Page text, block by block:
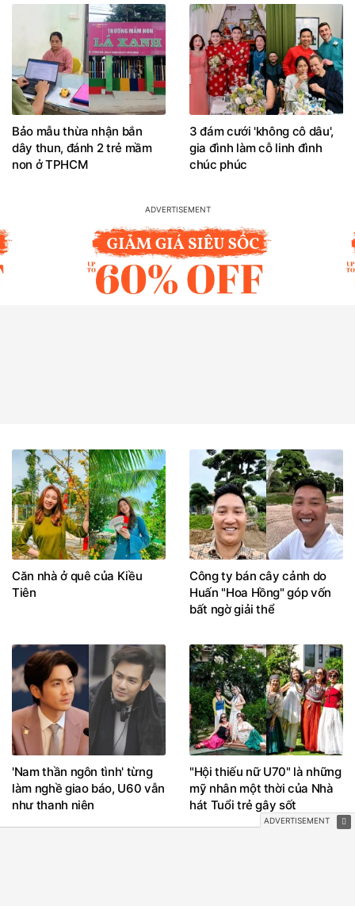
Bảo mẫu thừa nhận bắn
dây thun, đánh 2 trẻ mầm
non ở TPHCM
3 đám cưới 'không cô dâu',
gia đình làm cỗ linh đình
chúc phúc
Căn nhà ở quê của Kiều
Tiên
Công ty bán cây cảnh do
Huấn "Hoa Hồng" góp vốn
bất ngờ giải thể
'Nam thần ngôn tình' từng
làm nghề giao báo, U60 vẫn
như thanh niên
"Hội thiếu nữ U70" là những
mỹ nhân một thời của Nhà
hát Tuổi trẻ gây sốt